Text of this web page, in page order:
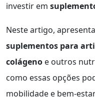
investir em
Neste artigo,
suplementos para
colágeno e outros
como essas opções
mobilidade e bem-